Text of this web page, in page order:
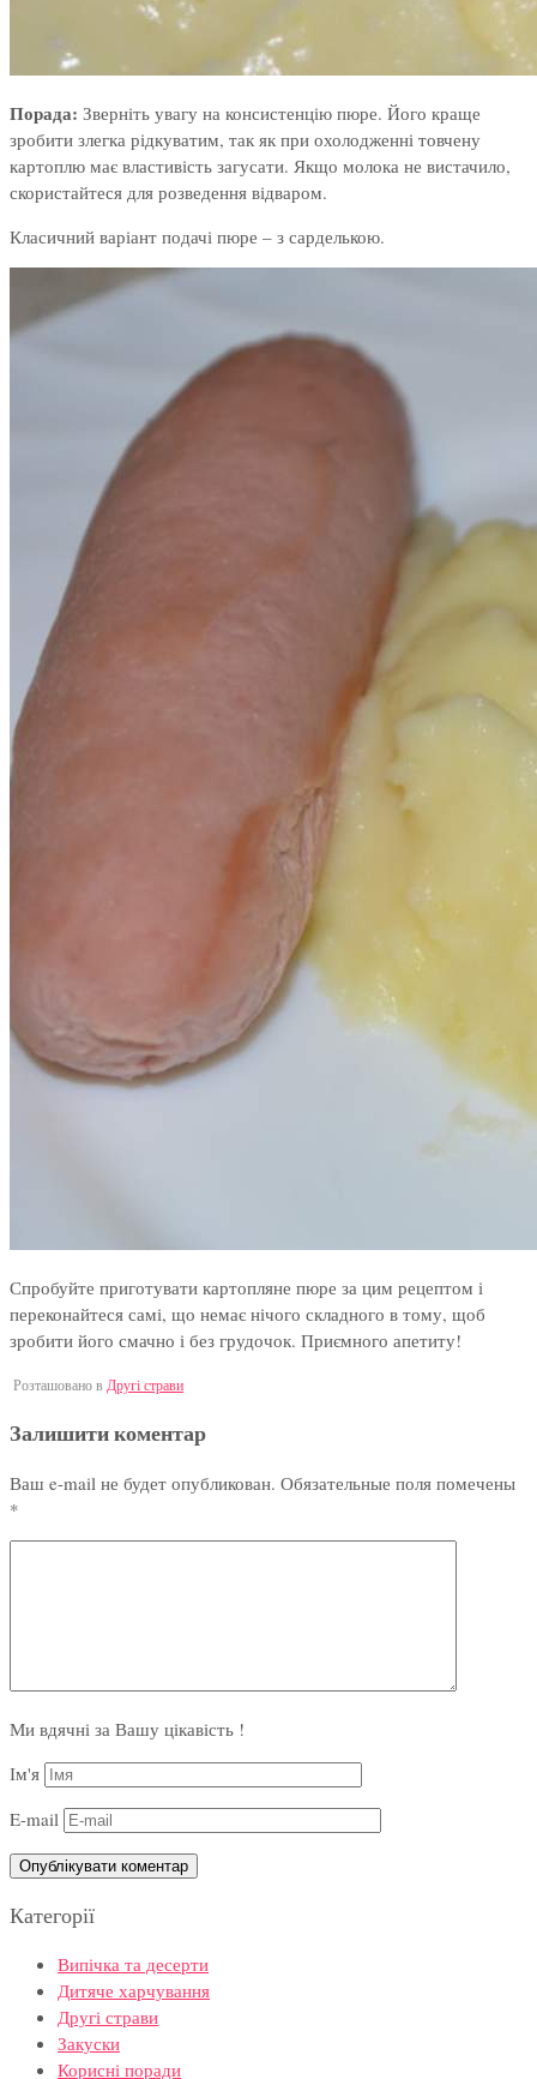
Порада: Зверніть увагу на консистенцію пюре. Його краще
зробити злегка рідкуватим, так як при охолодженні товчену
картоплю має властивість загусати. Якщо молока не вистачило,
скористайтеся для розведення відваром.
Класичний варіант подачі пюре – з сарделькою.
Спробуйте приготувати картопляне пюре за цим рецептом і
переконайтеся самі, що немає нічого складного в тому, щоб
зробити його смачно і без грудочок. Приємного апетиту!
Розташовано в Другі страви
Залишити коментар
Ваш e-mail не будет опубликован. Обязательные поля помечены
*
Ми вдячні за Вашу цікавість !
Ім'я
E-mail
Категорії
Випічка та десерти
Дитяче харчування
Другі страви
Закуски
Корисні поради